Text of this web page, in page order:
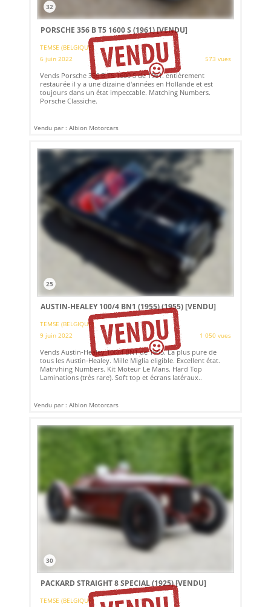
32
PORSCHE 356 B T5 1600 S (1961)[VENDU]
TEMSE (BELGIQUE)
6 juin 2022
573 vues
Vends Porsche 356 B T5 1600 S de 1961. entièrement
restaurée il y a une dizaine d'années en Hollande et est
toujours dans un état impeccable. Matching Numbers.
Porsche Classiche.
Vendu par : Albion Motorcars
25
AUSTIN-HEALEY 100/4 BN1 (1955) (1955)[VENDU]
TEMSE (BELGIQUE)
9 juin 2022
1 050 vues
Vends Austin-Healey 100/4 BN1 de 1955. La plus pure de
tous les Austin-Healey. Mille Miglia eligible. Excellent état.
Matrvhing Numbers. Kit Moteur Le Mans. Hard Top
Laminations (très rare). Soft top et écrans latéraux..
Vendu par : Albion Motorcars
30
PACKARD STRAIGHT 8 SPECIAL (1925)[VENDU]
TEMSE (BELGIQUE)